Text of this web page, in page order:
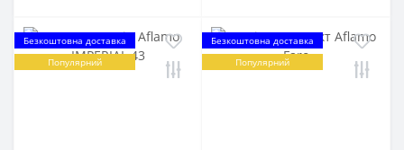
Безкоштовна доставка
Популярний
Безкоштовна доставка
Популярний